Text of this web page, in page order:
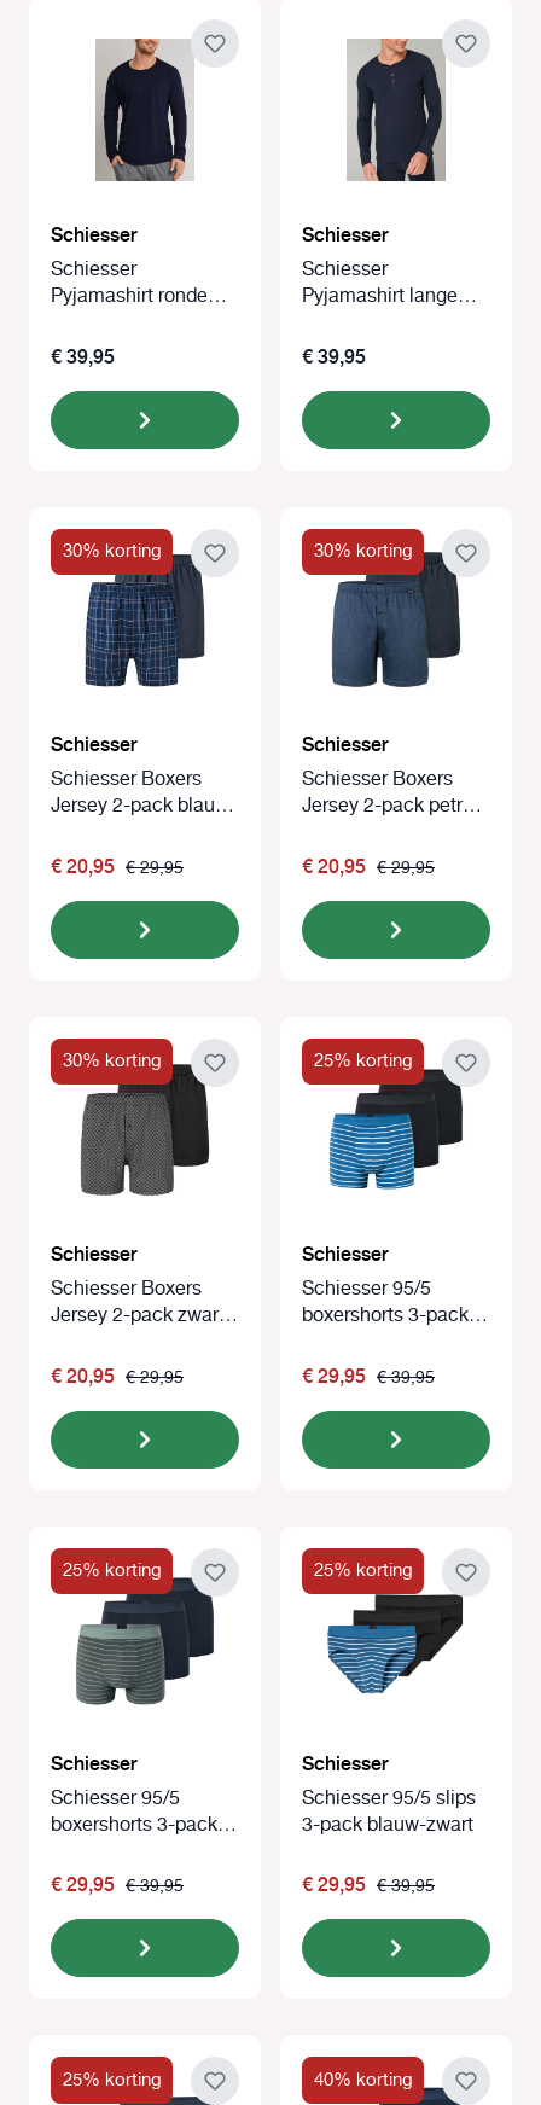
Schiesser
Schiesser
Pyjamashirt ronde
€ 39,95
Schiesser
Schiesser
Pyjamashirt lange
blauw
€ 39,95
30% korting
Schiesser
Schiesser Boxers
Jersey 2-pack blauw
€ 20,95 € 29,95
30% korting
Schiesser
Schiesser Boxers
Jersey 2-pack petrol-
€ 20,95 € 29,95
30% korting
Schiesser
Schiesser Boxers
Jersey 2-pack zwart
€ 20,95 € 29,95
25% korting
Schiesser
Schiesser 95/5
boxershorts 3-pack
€ 29,95 € 39,95
25% korting
Schiesser
Schiesser 95/5
boxershorts 3-pack
€ 29,95 € 39,95
25% korting
Schiesser
Schiesser 95/5 slips
3-pack blauw-zwart
€ 29,95 € 39,95
25% korting 40% korting